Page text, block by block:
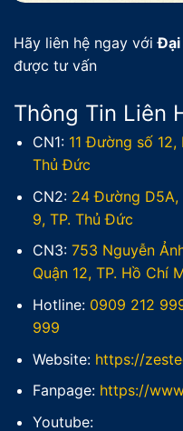
Hãy liên hệ ngay vớiĐại
được tư vấn
Thông Tin Liên
CN1: 11 Đường số 12,
Thủ Đức
CN2: 24 Đường D5A,
9, TP. Thủ Đức
CN3: 753 Nguyễn
Quận 12, TP. Hồ Chí
Hotline: 0909 212
999
Website: https://
Fanpage: https://
Youtube: